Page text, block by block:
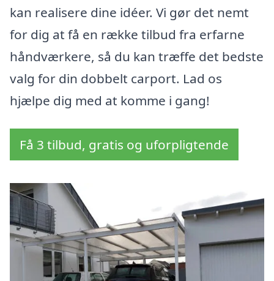
kan realisere dine idéer. Vi gør det nemt
for dig at få en række tilbud fra erfarne
håndværkere, så du kan træffe det bedste
valg for din dobbelt carport. Lad os
hjælpe dig med at komme i gang!
Få 3 tilbud, gratis og uforpligtende